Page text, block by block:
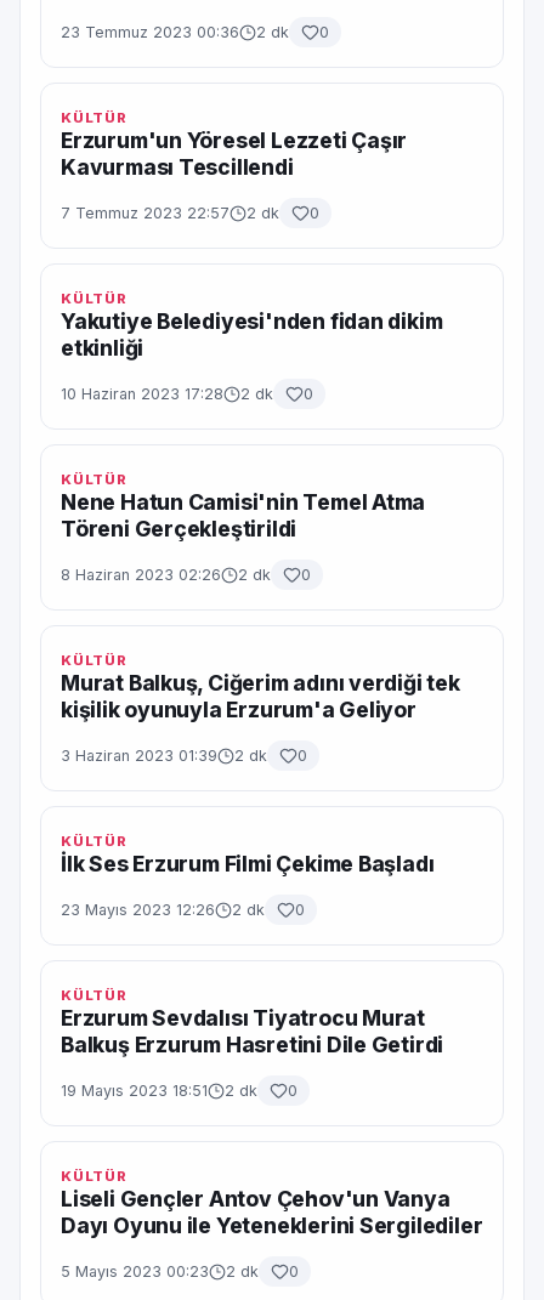
23 Temmuz 2023 00:36 2 dk 0
KÜLTÜR
Erzurum'un Yöresel Lezzeti Çaşır
Kavurması Tescillendi
7 Temmuz 2023 22:57 2 dk 0
KÜLTÜR
Yakutiye Belediyesi'nden fidan dikim
etkinliği
10 Haziran 2023 17:28 2 dk 0
KÜLTÜR
Nene Hatun Camisi'nin Temel Atma
Töreni Gerçekleştirildi
8 Haziran 2023 02:26 2 dk 0
KÜLTÜR
Murat Balkuş, Ciğerim adını verdiği tek
kişilik oyunuyla Erzurum'a Geliyor
3 Haziran 2023 01:39 2 dk 0
KÜLTÜR
İlk Ses Erzurum Filmi Çekime Başladı
23 Mayıs 2023 12:26 2 dk 0
KÜLTÜR
Erzurum Sevdalısı Tiyatrocu Murat
Balkuş Erzurum Hasretini Dile Getirdi
19 Mayıs 2023 18:51 2 dk 0
KÜLTÜR
Liseli Gençler Antov Çehov'un Vanya
Dayı Oyunu ile Yeteneklerini Sergilediler
5 Mayıs 2023 00:23 2 dk 0